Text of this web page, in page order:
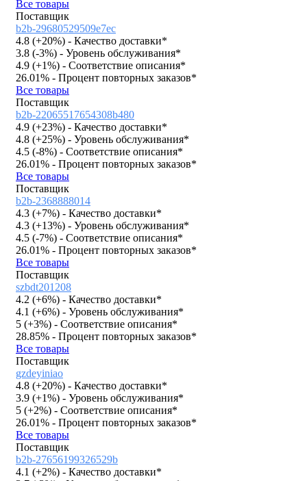
Все товары
Поставщик
b2b-29680529509e7ec
4.8 (+20%) - Качество доставки*
3.8 (-3%) - Уровень обслуживания*
4.9 (+1%) - Соответствие описания*
26.01% - Процент повторных заказов*
Все товары
Поставщик
b2b-22065517654308b480
4.9 (+23%) - Качество доставки*
4.8 (+25%) - Уровень обслуживания*
4.5 (-8%) - Соответствие описания*
26.01% - Процент повторных заказов*
Все товары
Поставщик
b2b-2368888014
4.3 (+7%) - Качество доставки*
4.3 (+13%) - Уровень обслуживания*
4.5 (-7%) - Соответствие описания*
26.01% - Процент повторных заказов*
Все товары
Поставщик
szbdt201208
4.2 (+6%) - Качество доставки*
4.1 (+6%) - Уровень обслуживания*
5 (+3%) - Соответствие описания*
28.85% - Процент повторных заказов*
Все товары
Поставщик
gzdeyiniao
4.8 (+20%) - Качество доставки*
3.9 (+1%) - Уровень обслуживания*
5 (+2%) - Соответствие описания*
26.01% - Процент повторных заказов*
Все товары
Поставщик
b2b-27656199326529b
4.1 (+2%) - Качество доставки*